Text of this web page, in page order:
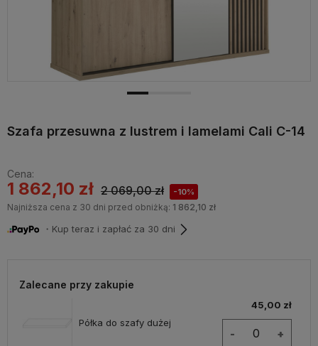
Szafa przesuwna z lustrem i lamelami Cali C-14
Cena:
1 862,10 zł 2 069,00 zł -10%
Najniższa cena z 30 dni przed obniżką: 1 862,10 zł
・Kup teraz i zapłać za 30 dni
Zalecane przy zakupie
Półka do szafy dużej
45,00 zł
- +